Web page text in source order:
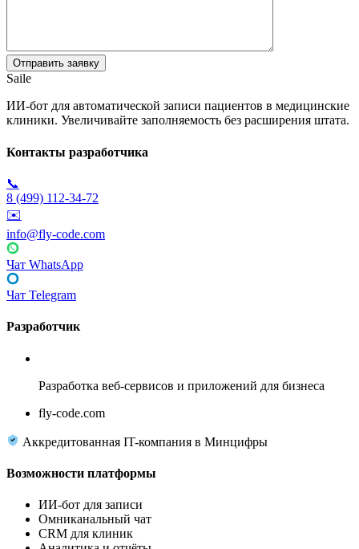
Saile
ИИ-бот для автоматической записи пациентов в медицинские
клиники. Увеличивайте заполняемость без расширения штата.
Контакты разработчика
📞
8 (499) 112-34-72
✉️
info@fly-code.com
Чат WhatsApp
Чат Telegram
Разработчик
Разработка веб-сервисов и приложений для бизнеса
fly-code.com
Аккредитованная IT-компания в Минцифры
Возможности платформы
ИИ-бот для записи
Омниканальный чат
CRM для клиник